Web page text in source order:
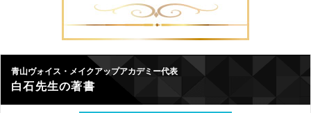
青山ヴォイス・メイクアップアカデミー代表
白石先生の著書